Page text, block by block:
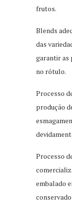
frutos.
Blends
das
garantir as
no rótulo.
Processo
produção
Processo
embalado